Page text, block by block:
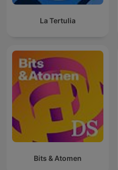
La Tertulia
Bits & Atomen